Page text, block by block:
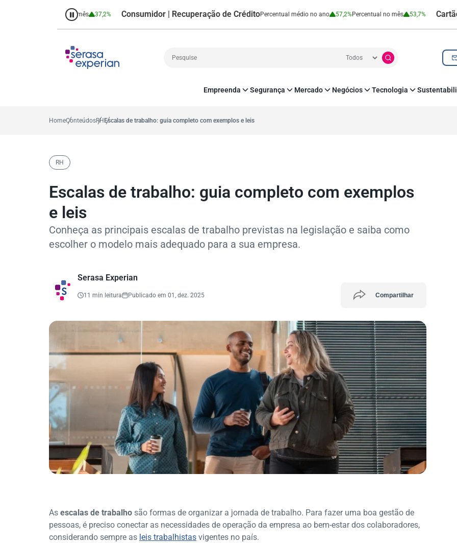
37,2% Consumidor | Recuperação de Crédito Percentual médio no ano 57,2%Percentual no mês 53,7% Cartão de
Empreenda
Crédito
Marketing
Segurança
Proteção de Dados
Mercado Negócios Tecnologia
HomeConteúdosRH Escalas de trabalho: guia completo com exemplos e leis
RH
Escalas de trabalho: guia completo com exemplos
e leis
Conheça as principais escalas de trabalho previstas na legislação e saiba como
escolher o modelo mais adequado para a sua empresa.
Serasa Experian
11 min leitura Publicado em 01, dez. 2025 Compartilhar
As escalas de trabalho são formas de organizar a jornada de trabalho. Para fazer uma boa gestão de
pessoas, é preciso conectar as necessidades de operação da empresa ao bem-estar dos colaboradores,
considerando sempre as leis trabalhistas vigentes no país.